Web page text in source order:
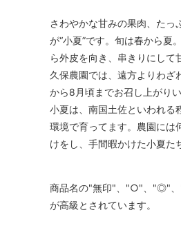
さわやかな甘みの果肉、たっ
が“小夏”です。旬は春から夏
ら外皮を向き、串きりにして
久保農園では、遠方よりわ
から8月頃までお召し上がりい
小夏は、南国土佐といわれる
環境で育ってます。農園には
けをし、手間暇かけた小夏た
商品名の"無印"、"○"、"◎"、
が高級とされています。